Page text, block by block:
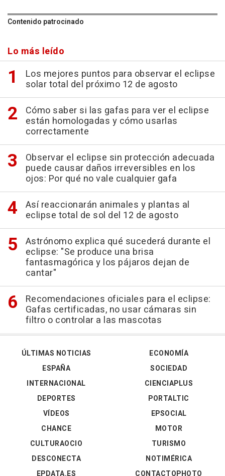
Contenido patrocinado
Lo más leído
Los mejores puntos para observar el eclipse
solar total del próximo 12 de agosto
Cómo saber si las gafas para ver el eclipse
están homologadas y cómo usarlas
correctamente
Observar el eclipse sin protección adecuada
puede causar daños irreversibles en los
ojos: Por qué no vale cualquier gafa
Así reaccionarán animales y plantas al
eclipse total de sol del 12 de agosto
Astrónomo explica qué sucederá durante el
eclipse: "Se produce una brisa
fantasmagórica y los pájaros dejan de
cantar"
Recomendaciones oficiales para el eclipse:
Gafas certificadas, no usar cámaras sin
filtro o controlar a las mascotas
ÚLTIMAS NOTICIAS
ESPAÑA
INTERNACIONAL
DEPORTES
VÍDEOS
ECONOMÍA
SOCIEDAD
CIENCIAPLUS
PORTALTIC
EPSOCIAL
CHANCE
CULTURAOCIO
DESCONECTA
EPDATA.ES
MOTOR
TURISMO
NOTIMÉRICA
CONTACTOPHOTO